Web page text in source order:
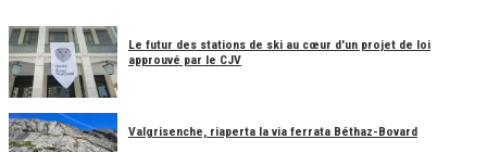
Le futur des stations de ski au cœur d'un projet de loi
approuvé par le CJV
Valgrisenche, riaperta la via ferrata Béthaz-Bovard